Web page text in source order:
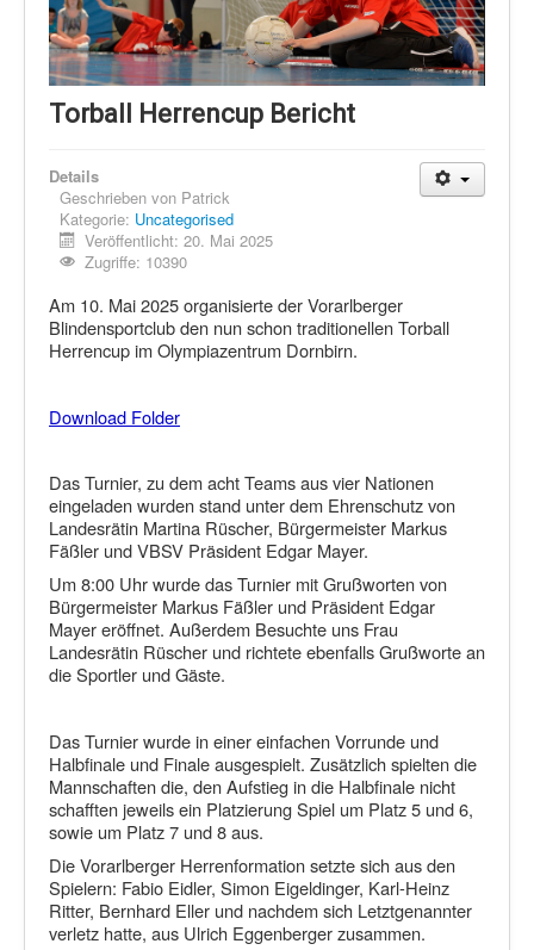
Schießen
Schi Alpin
Schi Nordisch
Showdown
Datenschutz
Torball Herrencup Bericht
Details
Geschrieben von Patrick
Kategorie: Uncategorised
Veröffentlicht: 20. Mai 2025
Zugriffe: 10390
Am 10. Mai 2025 organisierte der Vorarlberger
Blindensportclub den nun schon traditionellen Torball
Herrencup im Olympiazentrum Dornbirn.
Download Folder
Das Turnier, zu dem acht Teams aus vier Nationen
eingeladen wurden stand unter dem Ehrenschutz von
Landesrätin Martina Rüscher, Bürgermeister Markus
Fäßler und VBSV Präsident Edgar Mayer.
Um 8:00 Uhr wurde das Turnier mit Grußworten von
Bürgermeister Markus Fäßler und Präsident Edgar
Mayer eröffnet. Außerdem Besuchte uns Frau
Landesrätin Rüscher und richtete ebenfalls Grußworte an
die Sportler und Gäste.
Das Turnier wurde in einer einfachen Vorrunde und
Halbfinale und Finale ausgespielt. Zusätzlich spielten die
Mannschaften die, den Aufstieg in die Halbfinale nicht
schafften jeweils ein Platzierung Spiel um Platz 5 und 6,
sowie um Platz 7 und 8 aus.
Die Vorarlberger Herrenformation setzte sich aus den
Spielern: Fabio Eidler, Simon Eigeldinger, Karl-Heinz
Ritter, Bernhard Eller und nachdem sich Letztgenannter
verletz hatte, aus Ulrich Eggenberger zusammen.